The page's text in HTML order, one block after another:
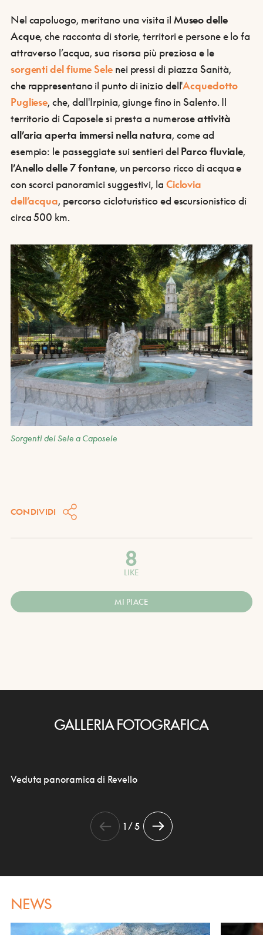
Nel capoluogo, meritano una visita il Museo delle
Acque, che racconta di storie, territori e persone e lo fa
attraverso l’acqua, sua risorsa più preziosa e le
sorgenti del fiume Selenei pressi di piazza Sanità,
che rappresentano il punto di inizio dell'Acquedotto
Pugliese, che, dall'Irpinia, giunge fino in Salento. Il
territorio di Caposele si presta a numeroseattività
all’aria aperta immersi nella natura, come ad
esempio: le passeggiate sui sentieri del Parco fluviale,
l’Anello delle 7 fontane, un percorso ricco di acqua e
con scorci panoramici suggestivi, la Ciclovia
dell’acqua, percorso cicloturistico ed escursionistico di
circa 500 km.
Sorgenti del Sele a Caposele
CONDIVIDI
8
LIKE
MI PIACE
GALLERIA FOTOGRAFICA
1 / 5
Veduta panoramica di Revello
NEWS